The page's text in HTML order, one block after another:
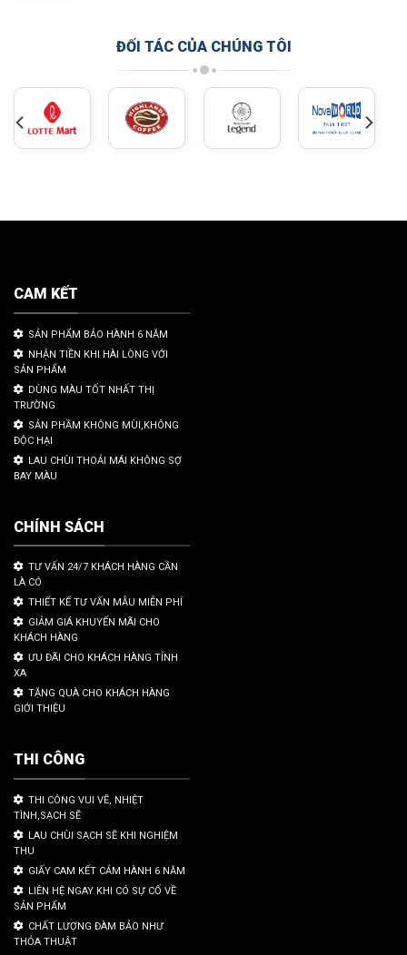
ĐỐI TÁC CỦA CHÚNG TÔI
CAM KẾT
SẢN PHẨM BẢO HÀNH 6 NĂM
NHẬN TIỀN KHI HÀI LÒNG VỚI
SẢN PHẨM
DÙNG MÀU TỐT NHẤT THỊ
TRƯỜNG
SẢN PHẦM KHÔNG MÙI,KHÔNG
ĐỘC HẠI
LAU CHÙI THOẢI MÁI KHÔNG SỢ
BAY MÀU
CHÍNH SÁCH
TƯ VẤN 24/7 KHÁCH HÀNG CẦN
LÀ CÓ
THIẾT KẾ TƯ VẤN MẪU MIỄN PHÍ
GIẢM GIÁ KHUYẾN MÃI CHO
KHÁCH HÀNG
ƯU ĐÃI CHO KHÁCH HÀNG TỈNH
XA
TẶNG QUÀ CHO KHÁCH HÀNG
GIỚI THIỆU
THI CÔNG
THI CÔNG VUI VẼ, NHIỆT
TÌNH,SẠCH SẼ
LAU CHÙI SẠCH SẼ KHI NGHIỆM
THU
GIẤY CAM KẾT CẢM HÀNH 6 NĂM
LIÊN HỆ NGAY KHI CÓ SỰ CỐ VỀ
SẢN PHẨM
CHẤT LƯỢNG ĐÀM BẢO NHƯ
THỎA THUẬT